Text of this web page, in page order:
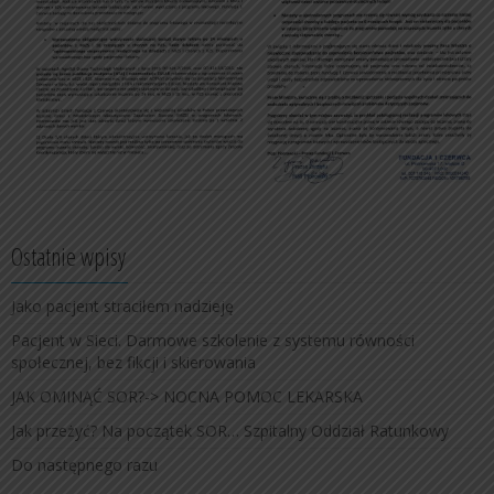
Ostatnie wpisy
Jako pacjent straciłem nadzieję
Pacjent w Sieci. Darmowe szkolenie z systemu równości
społecznej, bez fikcji i skierowania
JAK OMINĄĆ SOR?-> NOCNA POMOC LEKARSKA
Jak przeżyć? Na początek SOR… Szpitalny Oddział Ratunkowy
Do następnego razu